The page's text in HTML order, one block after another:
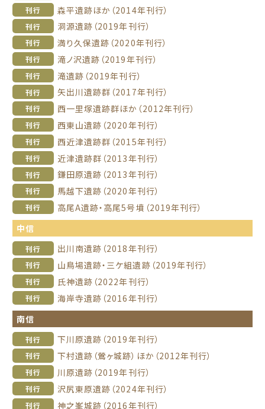
刊行 森平遺跡ほか（2014年刊行）
刊行 洞源遺跡（2019年刊行）
刊行 満り久保遺跡（2020年刊行）
刊行 滝ノ沢遺跡（2019年刊行）
刊行 滝遺跡（2019年刊行）
刊行 矢出川遺跡群（2017年刊行）
刊行 西一里塚遺跡群ほか（2012年刊行）
刊行 西東山遺跡（2020年刊行）
刊行 西近津遺跡群（2015年刊行）
刊行 近津遺跡群（2013年刊行）
刊行 鎌田原遺跡（2013年刊行）
刊行 馬越下遺跡（2020年刊行）
刊行
高尾A遺跡・高尾5号墳（2019年刊行）
中信
刊行 出川南遺跡（2018年刊行）
刊行 山鳥場遺跡・三ケ組遺跡（2019年刊行）
刊行 氏神遺跡（2022年刊行）
刊行
海岸寺遺跡（2016年刊行）
南信
刊行 下川原遺跡（2019年刊行）
刊行 下村遺跡（鶯ヶ城跡）ほか（2012年刊行）
刊行 川原遺跡（2019年刊行）
刊行 沢尻東原遺跡（2024年刊行）
刊行 神之峯城跡（2016年刊行）